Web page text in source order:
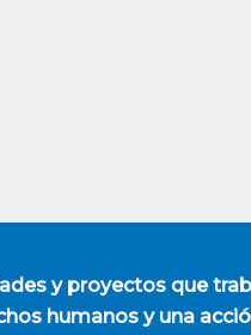
y proyectos que
humanos y una